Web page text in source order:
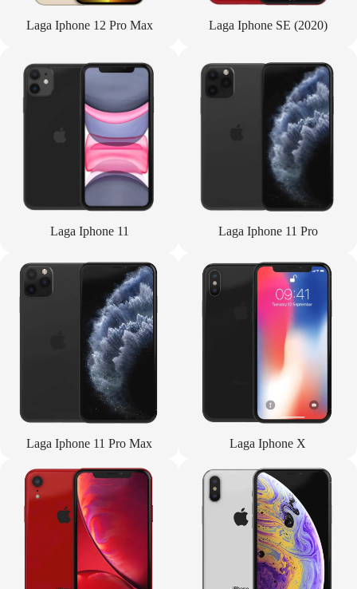
Laga Iphone 12 Pro Max Laga Iphone SE (2020)
Laga Iphone 11 Laga Iphone 11 Pro
Laga Iphone 11 Pro Max Laga Iphone X